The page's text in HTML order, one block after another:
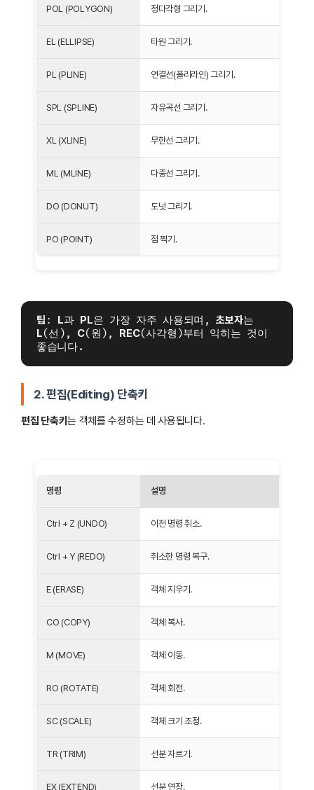
POL (POLYGON) 정다각형 그리기.
EL (ELLIPSE) 타원 그리기.
PL (PLINE) 연결선(폴리라인) 그리기.
SPL (SPLINE) 자유곡선 그리기.
XL (XLINE) 무한선 그리기.
ML (MLINE) 다중선 그리기.
DO (DONUT) 도넛 그리기.
PO (POINT) 점 찍기.
팁 : L과 PL은 가장 자주 사용되며, 초보자
L(선), C(원), REC(사각형)부터 익히는 것이
좋습니다.
2. 편집(Editing) 단축키
편집 단축키는 객체를 수정하는 데 사용됩니다.
명령 설명
Ctrl + Z (UNDO) 이전 명령 취소.
Ctrl + Y (REDO) 취소한 명령 복구.
E (ERASE) 객체 지우기.
CO (COPY) 객체 복사.
M (MOVE) 객체 이동.
RO (ROTATE) 객체 회전.
SC (SCALE) 객체 크기 조정.
TR (TRIM) 선분 자르기.
EX (EXTEND) 선분 연장.